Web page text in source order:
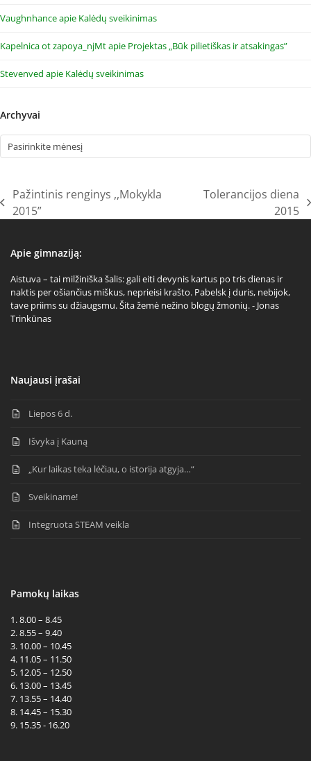
Vaughnhanceapie Kalėdų sveikinimas
Kapelnica ot zapoya_njMtapie Projektas „Būk pilietiškas ir atsakingas”
Stevenved apie Kalėdų sveikinimas
Archyvai
Archyvai
previous
Pažintinis renginys ,,Mokykla
2015”
Tolerancijos diena
2015
Apie gimnaziją:
Aistuva – tai milžiniška šalis: gali eiti devynis kartus po tris dienas ir
naktis per ošiančius miškus, neprieisi krašto. Pabelsk į duris, nebijok,
tave priims su džiaugsmu. Šita žemė nežino blogų žmonių. - Jonas
Trinkūnas
Naujausi įrašai
Liepos 6 d.
Išvyka į Kauną
„Kur laikas teka lėčiau, o istorija atgyja…“
Sveikiname!
Integruota STEAM veikla
Pamokų laikas
1. 8.00 – 8.45
2. 8.55 – 9.40
3. 10.00 – 10.45
4. 11.05 – 11.50
5. 12.05 – 12.50
6. 13.00 – 13.45
7. 13.55 – 14.40
8. 14.45 – 15.30
9. 15.35 - 16.20